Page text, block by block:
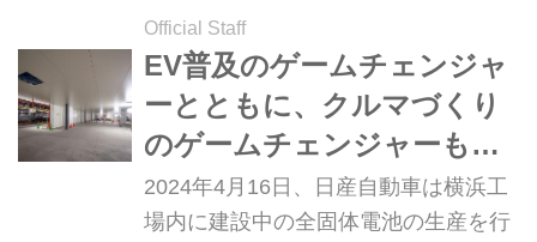
Official Staff
EV普及のゲームチェンジャ
ーとともに、クルマづくり
のゲームチェンジャーも明
らかに！日産全固体電池パ
イロット生産ライン見学会
2024年4月16日、日産自動車は横浜工
場内に建設中の全固体電池の生産を行